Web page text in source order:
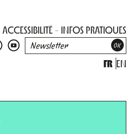
ACCESSIBILITÉ INFOS PRATIQUES
FR EN